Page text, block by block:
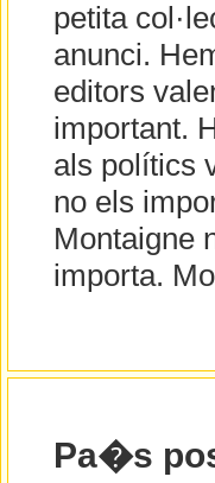
petita
anunci.
editors
important.
als polítics
no els
Montaigne
importa.
Pa�s